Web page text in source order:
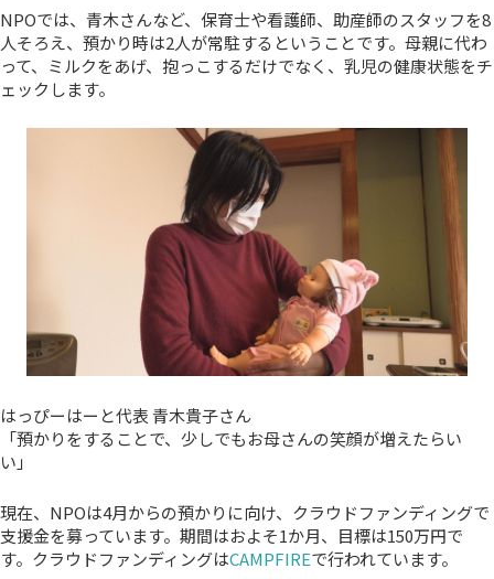
NPOでは、青木さんなど、保育士や看護師、助産師のスタッフを8
人そろえ、預かり時は2人が常駐するということです。母親に代わ
って、ミルクをあげ、抱っこするだけでなく、乳児の健康状態をチ
ェックします。
はっぴーはーと代表 青木貴子さん
「預かりをすることで、少しでもお母さんの笑顔が増えたらい
い」
現在、NPOは4月からの預かりに向け、クラウドファンディングで
支援金を募っています。期間はおよそ1か月、目標は150万円で
す。クラウドファンディングはCAMPFIREで行われています。